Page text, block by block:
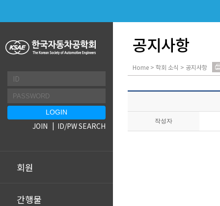
회원
간행물
JOIN ID/PW SEARCH
공지사항
Home > 학회 소식 > 공지사항
작성자